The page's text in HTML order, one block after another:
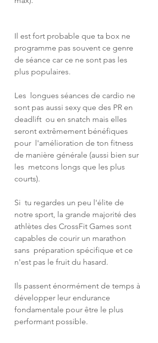
Il est fort probable que ta box ne
programme pas souvent ce genre
de séance car ce ne sont pas les
plus populaires.
Les  longues séances de cardio ne
sont pas aussi sexy que des PR en
deadlift  ou en snatch mais elles
seront extrêmement bénéfiques
pour  l'amélioration de ton fitness
de manière générale (aussi bien sur
les  metcons longs que les plus
courts).
Si  tu regardes un peu l'élite de
notre sport, la grande majorité des
athlètes des CrossFit Games sont
capables de courir un marathon
sans  préparation spécifique et ce
n'est pas le fruit du hasard.
Ils passent énormément de temps à
développer leur endurance
fondamentale pour être le plus
performant possible.